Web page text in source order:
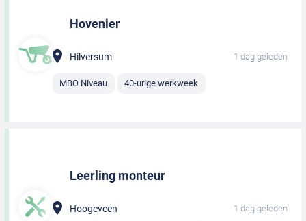
Hovenier
Hilversum 1 dag geleden
MBO Niveau 40-urige werkweek
Leerling monteur
Hoogeveen 1 dag geleden